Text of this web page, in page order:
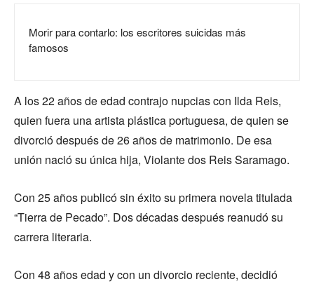
Morir para contarlo: los escritores suicidas más
famosos
A los 22 años de edad contrajo nupcias con Ilda Reis,
quien fuera una artista plástica portuguesa, de quien se
divorció después de 26 años de matrimonio. De esa
unión nació su única hija, Violante dos Reis Saramago.
Con 25 años publicó sin éxito su primera novela titulada
“Tierra de Pecado”. Dos décadas después reanudó su
carrera literaria.
Con 48 años edad y con un divorcio reciente, decidió